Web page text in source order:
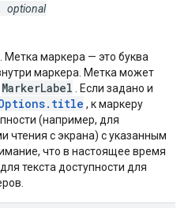
optional
Метка маркера — это буква
маркера. Метка может
MarkerLabel . Если задано и
, к маркеру
(например, для
чтения с экрана) с указанным
что в настоящее время
текста доступности для